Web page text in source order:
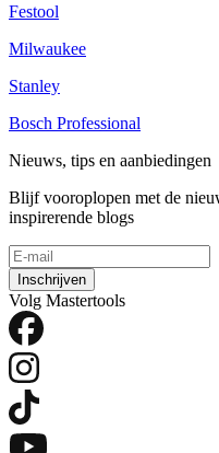
Festool
Milwaukee
Stanley
Bosch Professional
Nieuws, tips en aanbiedingen
Blijf vooroplopen met de
inspirerende blogs
Inschrijven
Volg Mastertools